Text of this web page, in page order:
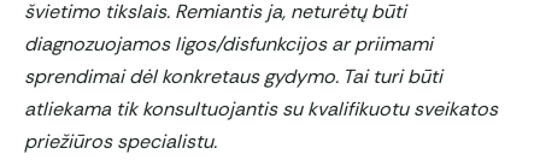
švietimo tikslais. Remiantis ja, neturėtų būti
diagnozuojamos ligos/disfunkcijos ar priimami
sprendimai dėl konkretaus gydymo. Tai turi būti
atliekama tik konsultuojantis su kvalifikuotu sveikatos
priežiūros specialistu.